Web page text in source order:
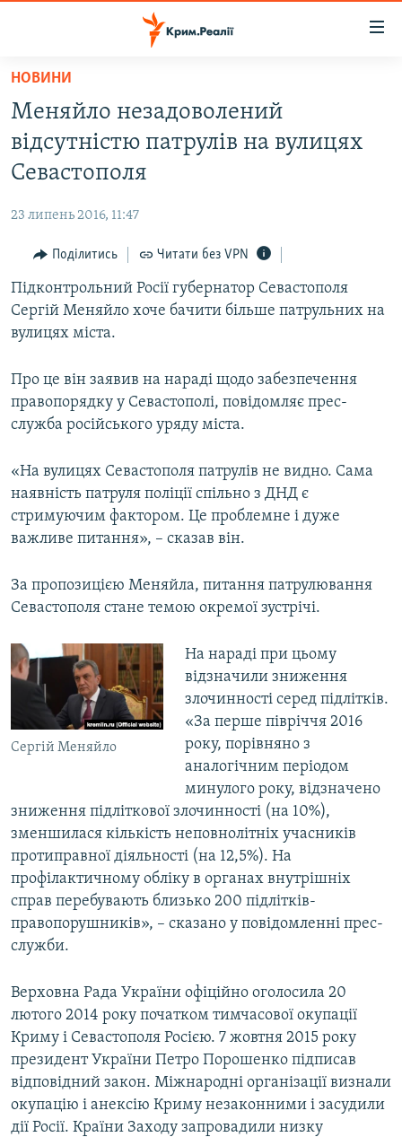
Перейти
основного
матеріалу
Перейти
до
основної
Перейти
пошуку
ВІДЕО ТА ФОТО
БЛОГИ
ПОГЛЯД
ІНТЕРВ'Ю
ВСЕ ЗА ДЕНЬ
ДЕПОРТАЦІЯ
ВІДЕОУРОКИ «ELIFBE»
УКРАЇНСЬКА ПРОБЛЕМА КРИМУ
ІНФОГРАФІКА
ЯК ОБІЙТИ БЛОКУВАННЯ
Русский
Qırımtatar
ДОЛУЧАЙСЯ!
Усі сайти RFE/RL
НОВИНИ
Меняйло незадоволений
відсутністю патрулів на вулицях
Севастополя
23 липень 2016, 11:47
Поділитись Читати без VPN
Підконтрольний Росії губернатор Севастополя
Сергій Меняйло хоче бачити більше патрульних на
вулицях міста.
Про це він заявив на нараді щодо забезпечення
правопорядку у Севастополі, повідомляє прес-
служба російського уряду міста.
«На вулицях Севастополя патрулів не видно. Сама
наявність патруля поліції спільно з ДНД є
стримуючим фактором. Це проблемне і дуже
важливе питання», – сказав він.
За пропозицією Меняйла, питання патрулювання
Севастополя стане темою окремої зустрічі.
Сергій Меняйло
На нараді при цьому
відзначили зниження
злочинності серед підлітків.
«За перше півріччя 2016
року, порівняно з
аналогічним періодом
минулого року, відзначено
зниження підліткової злочинності (на 10%),
зменшилася кількість неповнолітніх учасників
протиправної діяльності (на 12,5%). На
профілактичному обліку в органах внутрішніх
справ перебувають близько 200 підлітків-
правопорушників», – сказано у повідомленні прес-
служби.
Верховна Рада України офіційно оголосила 20
лютого 2014 року початком тимчасової окупації
Криму і Севастополя Росією. 7 жовтня 2015 року
президент України Петро Порошенко підписав
відповідний закон. Міжнародні організації визнали
окупацію і анексію Криму незаконними і засудили
дії Росії. Країни Заходу запровадили низку